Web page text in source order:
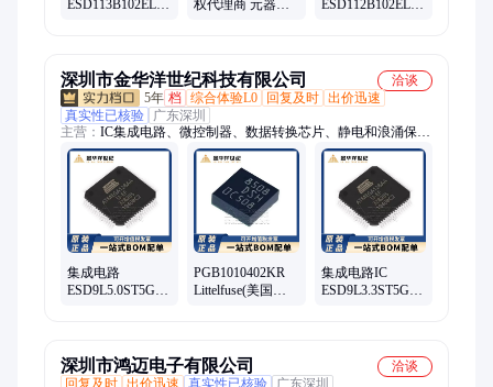
ESD113B102ELSE6327XTSA1权代理商 元器件
ESD112B102ELE6327XTMA1
深圳市金华洋世纪科技有限公司
洽谈
5年 档 综合体验L0 回复及时 出价迅速
真实性已核验
广东深圳
主营： IC集成电路、微控制器、数据转换芯片、静电和浪涌保
护、射频无线芯片、贴片电容电阻、滤波器 振荡器、传感器、
集成电路
ESD9L5.0ST5G
TVS/ESD
PGB1010402KR
Littelfuse(美国力
集成电路IC
ESD9L3.3ST5G
深圳市鸿迈电子有限公司
洽谈
回复及时 出价迅速 真实性已核验
广东深圳